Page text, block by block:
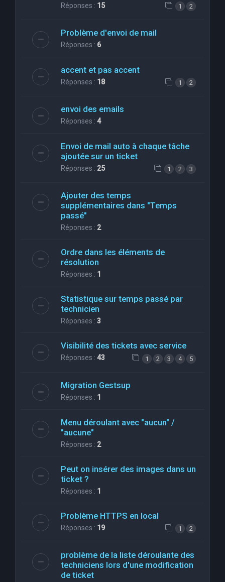
Réponses : 15 1 2
Problème d'envoi de mail
Réponses : 6
accent et pas accent
Réponses : 18 1 2
envoi des emails
Réponses : 4
Envoi de mail auto à chaque tâche
ajoutée sur un ticket
Réponses : 25 1 2 3
Ajouter des temps
supplémentaires dans "Temps
passé"
Réponses : 2
Ordre dans les éléments de
résolution
Réponses : 1
Statistique sur temps passé par
technicien
Réponses : 3
Visibilité des tickets avec service
Réponses : 43 1 2 3 4 5
Migration Gestsup
Réponses : 1
Menu déroulant avec "aucun" /
"aucune"
Réponses : 2
Peut on insérer des images dans un
ticket ?
Réponses : 1
Problème HTTPS en local
Réponses : 19 1 2
problème de la liste déroulante des
techniciens lors d'une modification
de ticket